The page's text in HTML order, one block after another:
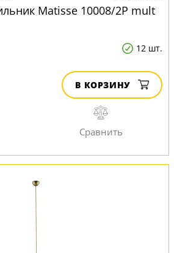
Matisse 10008/2P mult
12 шт.
В КОРЗИНУ